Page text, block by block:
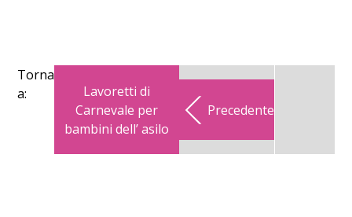
Torna
a:
Lavoretti di
Carnevale per
bambini dell’ asilo
Precedente